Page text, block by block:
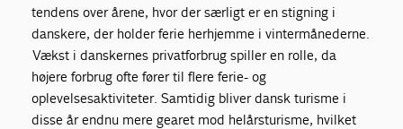
tendens over årene, hvor der særligt er en stigning i
danskere, der holder ferie herhjemme i vintermånederne.
Vækst i danskernes privatforbrug spiller en rolle, da
højere forbrug ofte fører til flere ferie- og
oplevelsesaktiviteter. Samtidig bliver dansk turisme i
disse år endnu mere gearet mod helårsturisme, hvilket